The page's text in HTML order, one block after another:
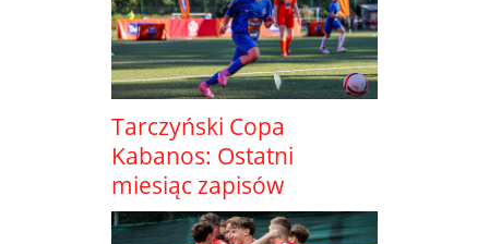
Tarczyński Copa
Kabanos: Ostatni
miesiąc zapisów